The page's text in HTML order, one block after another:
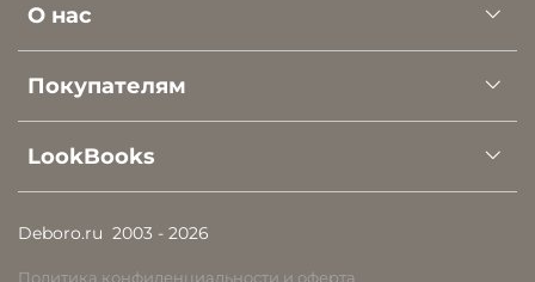
О нас
Покупателям
LookBooks
Deboro.ru 2003 - 2026
Политика конфиденциальности и оферта